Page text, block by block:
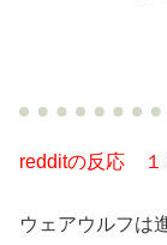
redditの反応 １
ウェアウルフは